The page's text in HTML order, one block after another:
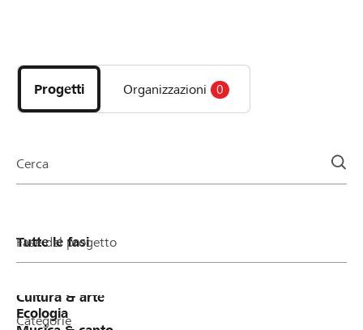
DE FR IT
i
progetti
e
della
Progetti Organizzazioni 0
Cerca
Fase del progetto
Categorie